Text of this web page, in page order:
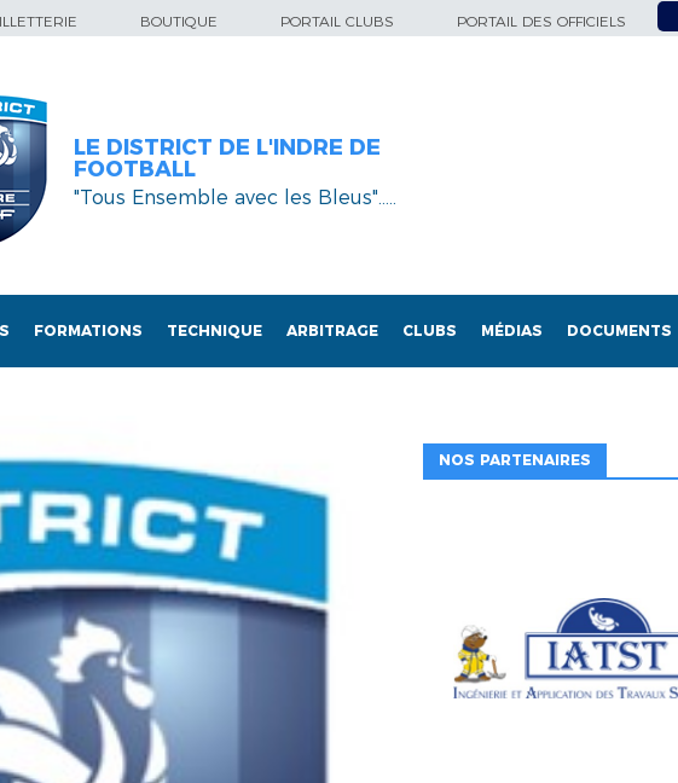
BOUTIQUE PORTAIL CLUBS PORTAIL DES OFFICIELS
LE DISTRICT DE L'INDRE DE
FOOTBALL
"Tous Ensemble avec les Bleus"…..
FORMATIONS TECHNIQUE ARBITRAGE CLUBS MÉDIAS DOCUMENTS
NOS PARTENAIRES